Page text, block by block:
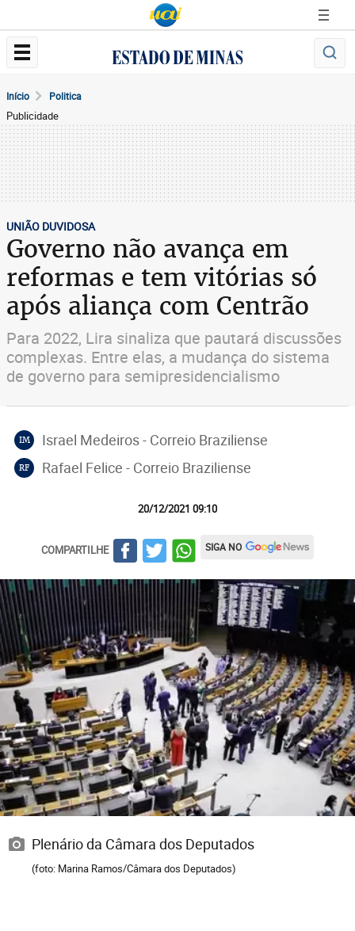
Início Politica
Publicidade
UNIÃO DUVIDOSA
Governo não avança em
reformas e tem vitórias só
após aliança com Centrão
Para 2022, Lira sinaliza que pautará discussões
complexas. Entre elas, a mudança do sistema
de governo para semipresidencialismo
IM Israel Medeiros - Correio Braziliense
RF Rafael Felice - Correio Braziliense
20/12/2021 09:10
COMPARTILHE SIGA NO
Plenário da Câmara dos Deputados
(foto: Marina Ramos/Câmara dos Deputados)